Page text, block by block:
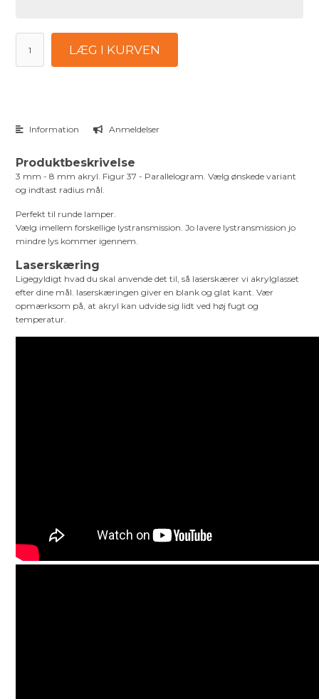
LÆG I KURVEN
Information Anmeldelser
Produktbeskrivelse
3 mm - 8 mm akryl. Figur 37 - Parallelogram. Vælg ønskede variant
og indtast radius mål.
Perfekt til runde lamper.
Vælg imellem forskellige lystransmission. Jo lavere lystransmission jo
mindre lys kommer igennem.
Laserskæring
Ligegyldigt hvad du skal anvende det til, så laserskærer vi akrylglasset
efter dine mål. laserskæringen giver en blank og glat kant. Vær
opmærksom på, at akryl kan udvide sig lidt ved høj fugt og
temperatur.